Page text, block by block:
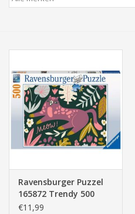
Zeeuws/Streek
Boeken
Elektra
Baby & Peuter
Speelgoed & hobby
Cadeau & feest
Ravensburger Puzzel
165872 Trendy 500
stukjes
€11,99